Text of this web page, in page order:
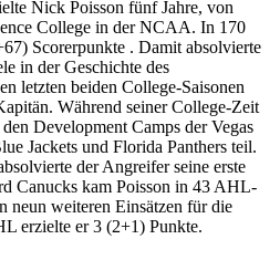
Nick Poisson fünf Jahre, von
College in der NCAA. In 170
Scorerpunkte . Damit absolvierte
in der Geschichte des
letzten beiden College-Saisonen
Während seiner College-Zeit
Development Camps der Vegas
Jackets und Florida Panthers teil.
der Angreifer seine erste
Canucks kam Poisson in 43 AHL-
neun weiteren Einsätzen für die
erzielte er 3 (2+1) Punkte.